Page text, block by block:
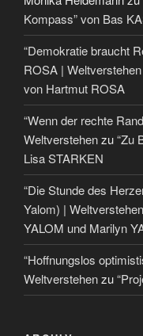
Kompass” von Bas
“Demokratie braucht
ROSA | Weltverstehen
von Hartmut ROSA
“Wenn der rechte
Weltverstehenzu“Zu
Lisa STARKEN
“Die Stunde des
Yalom) | Weltverstehen
YALOM und Marilyn
“Hoffnungslos
Weltverstehenzu